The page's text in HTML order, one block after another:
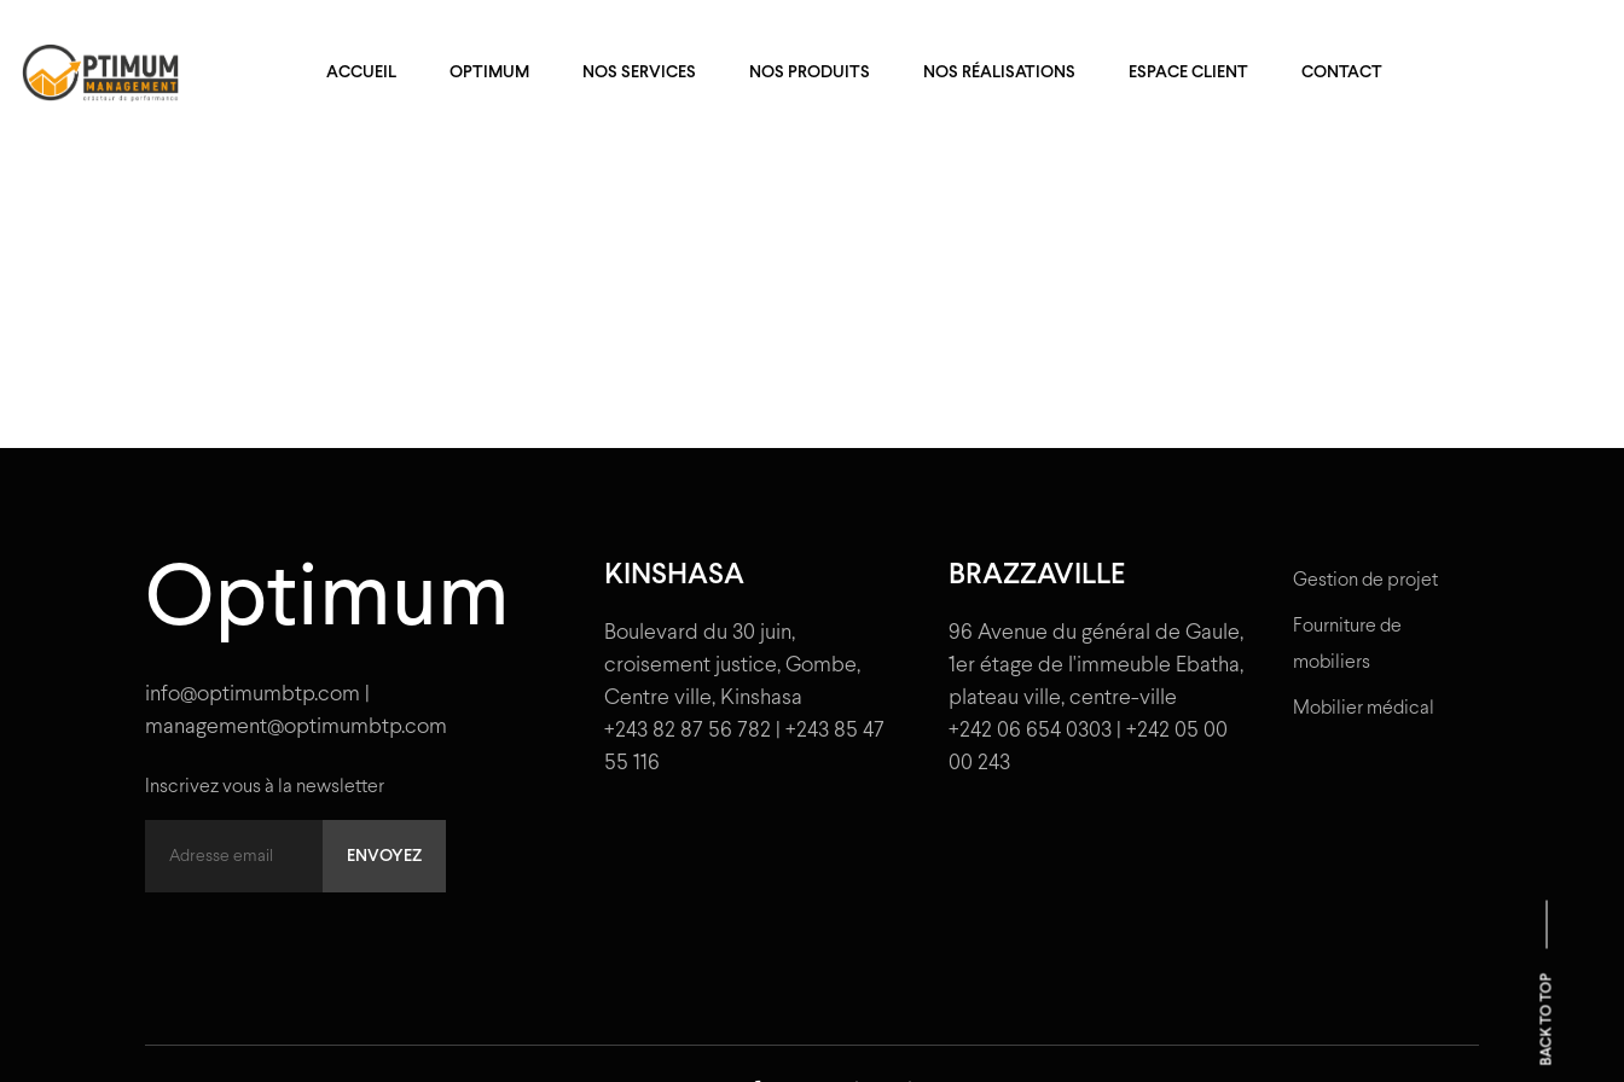
ACCUEIL OPTIMUM NOS SERVICES NOS PRODUITS NOS RÉALISATIONS ESPACE CLIENT CONTACT
Optimum
info@optimumbtp.com |
management@optimumbtp.com
Inscrivez vous à la newsletter
KINSHASA
Boulevard du 30 juin,
croisement justice, Gombe,
Centre ville, Kinshasa
+243 82 87 56 782 | +243 85 47
55 116
BRAZZAVILLE
96 Avenue du général de Gaule,
1er étage de l'immeuble Ebatha,
plateau ville, centre-ville
+242 06 654 0303 | +242 05 00
00 243
Gestion de projet
Fourniture de
mobiliers
Mobilier médical
BACK TO TOP